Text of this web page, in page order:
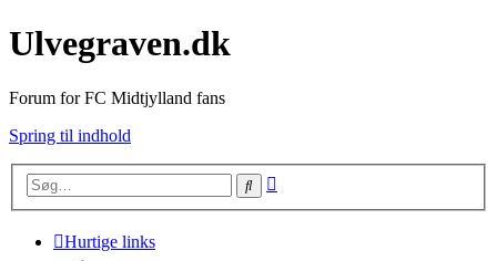
Ulvegraven.dk
Forum for FC Midtjylland fans
Spring til indhold
Søg
Hurtige links